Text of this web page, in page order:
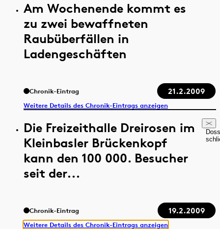
Am Wochenende kommt es
zu zwei bewaffneten
Raubüberfällen in
Ladengeschäften
Chronik-Eintrag 21.2.2009
Weitere Details des Chronik-Eintrags anzeigen
Die Freizeithalle Dreirosen im
Kleinbasler Brückenkopf
kann den 100 000. Besucher
seit der...
Chronik-Eintrag 19.2.2009
Weitere Details des Chronik-Eintrags anzeigen